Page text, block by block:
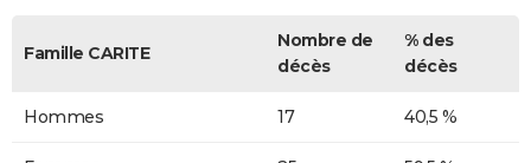
Famille CARITE
Nombre de
décès
% des
décès
Hommes 17 40,5 %